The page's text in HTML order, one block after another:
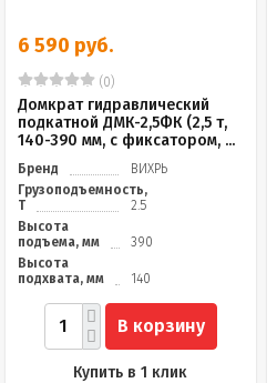
6 590 руб.
(0)
Домкрат гидравлический
подкатной ДМК-2,5ФК (2,5 т,
140-390 мм, с фиксатором, ...
Бренд
ВИХРЬ
Грузоподъемность,
Т
2.5
Высота
подъема, мм
390
Высота
подхвата, мм
140
В корзину
Купить в 1 клик